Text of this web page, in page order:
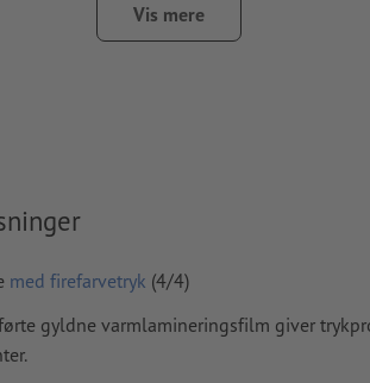
integreres helt eller konverteres til kurver
forstavefejl og/eller typografiske fejl
overtrykningsindstillingerne
og trykkes ikke
indhold vil blive trykt
Vis mere
med firefarvetryk (4/4)
gyldne varmlamineringsfilm giver